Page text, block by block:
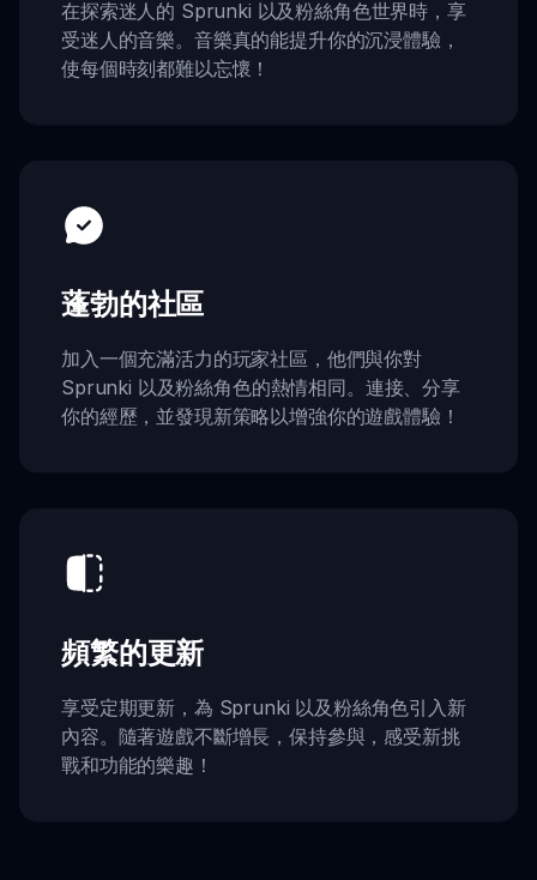
在探索迷人的 Sprunki 以及粉絲角色世界時，享
受迷人的音樂。音樂真的能提升你的沉浸體驗，
使每個時刻都難以忘懷！
蓬勃的社區
加入一個充滿活力的玩家社區，他們與你對
Sprunki 以及粉絲角色的熱情相同。連接、分享
你的經歷，並發現新策略以增強你的遊戲體驗！
頻繁的更新
享受定期更新，為 Sprunki 以及粉絲角色引入新
內容。隨著遊戲不斷增長，保持參與，感受新挑
戰和功能的樂趣！